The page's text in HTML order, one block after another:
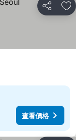
分享 放
查看價格